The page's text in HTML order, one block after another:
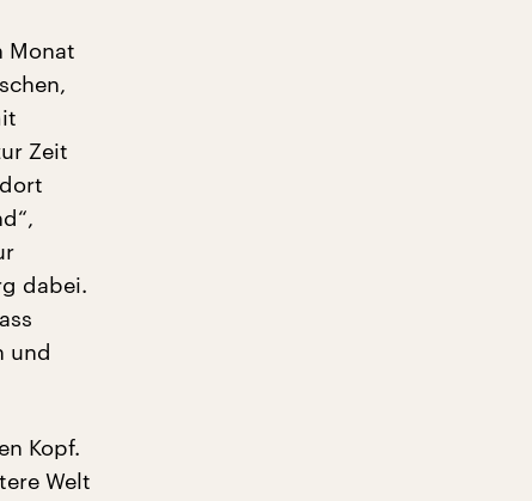
Monat
Zeit
dabei.
und
Kopf.
Welt